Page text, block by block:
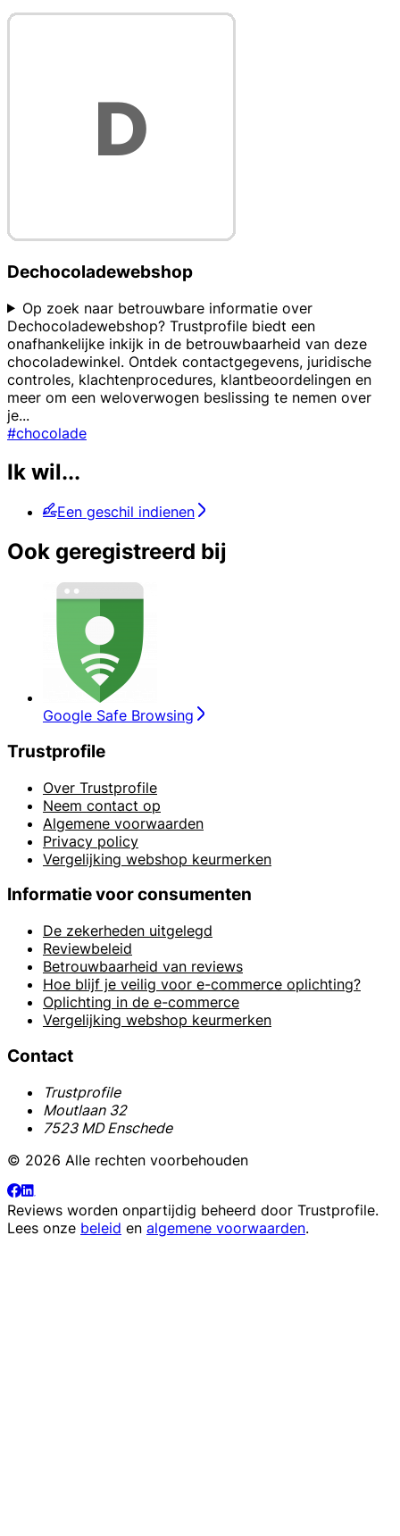
Dechocoladewebshop
Op zoek naar betrouwbare informatie over
Dechocoladewebshop? Trustprofile biedt een
onafhankelijke inkijk in de betrouwbaarheid van deze
chocoladewinkel. Ontdek contactgegevens, juridische
controles, klachtenprocedures, klantbeoordelingen en
meer om een weloverwogen beslissing te nemen over
je...
#chocolade
Ik wil...
Een geschil indienen
Ook geregistreerd bij
Google Safe Browsing
Trustprofile
Over Trustprofile
Neem contact op
Algemene voorwaarden
Privacy policy
Vergelijking webshop keurmerken
Informatie voor consumenten
De zekerheden uitgelegd
Reviewbeleid
Betrouwbaarheid van reviews
Hoe blijf je veilig voor e-commerce oplichting?
Oplichting in de e-commerce
Vergelijking webshop keurmerken
Contact
Trustprofile
Moutlaan 32
7523 MD Enschede
© 2026 Alle rechten voorbehouden
Reviews worden onpartijdig beheerd door Trustprofile.
Lees onze beleid en algemene voorwaarden.